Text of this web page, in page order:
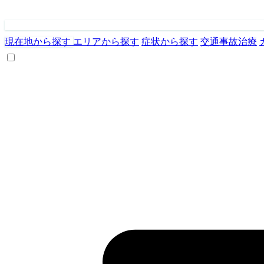
現在地から探す エリアから探す 症状から探す 交通事故治療